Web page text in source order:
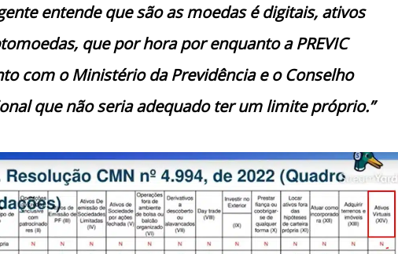
entende que são as moedas é digitais, ativos
que por hora por enquanto a PREVIC
com o Ministério da Previdência e o Conselho
que não seria adequado ter um limite próprio.”